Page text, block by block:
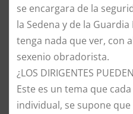
se encargara de la
la Sedena y de la
tenga nada que ver, con
sexenio obradorista.
¿LOS DIRIGENTES
Este es un tema que
individual, se supone